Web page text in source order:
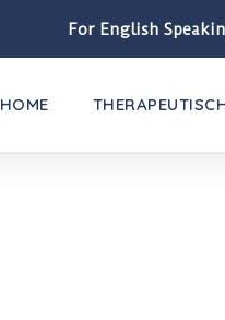
For English
HOME